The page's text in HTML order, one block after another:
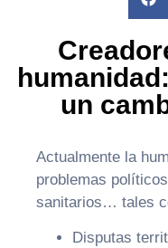
un
Actualmente la
problemas
sanitarios… tales
Disputas